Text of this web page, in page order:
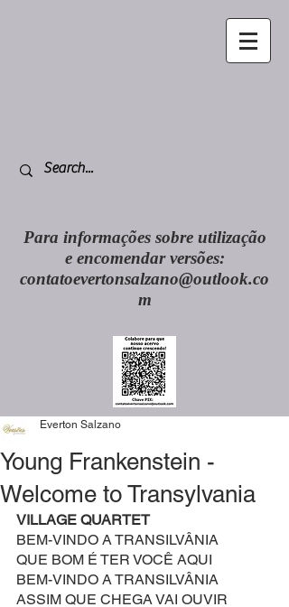
Para informações sobre utilização
e encomendar versões:
contatoevertonsalzano@outlook.co
m
Young Frankenstein -
Welcome to Transylvania
Everton Salzano
VILLAGE QUARTET
BEM-VINDO A TRANSILVÂNIA
QUE BOM É TER VOCÊ AQUI
BEM-VINDO A TRANSILVÂNIA
ASSIM QUE CHEGA VAI OUVIR